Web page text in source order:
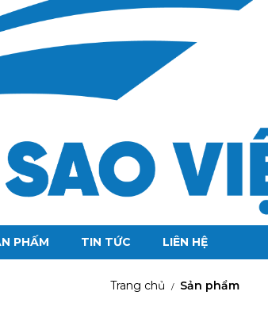
PHẤM TIN TỨC LIÊN HỆ
Trang chủ / Sản phẩm